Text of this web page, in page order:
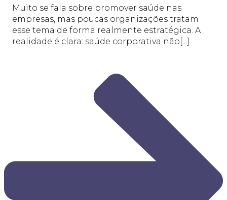
Muito se fala sobre promover saúde nas
empresas, mas poucas organizações tratam
esse tema de forma realmente estratégica. A
realidade é clara: saúde corporativa não[...]